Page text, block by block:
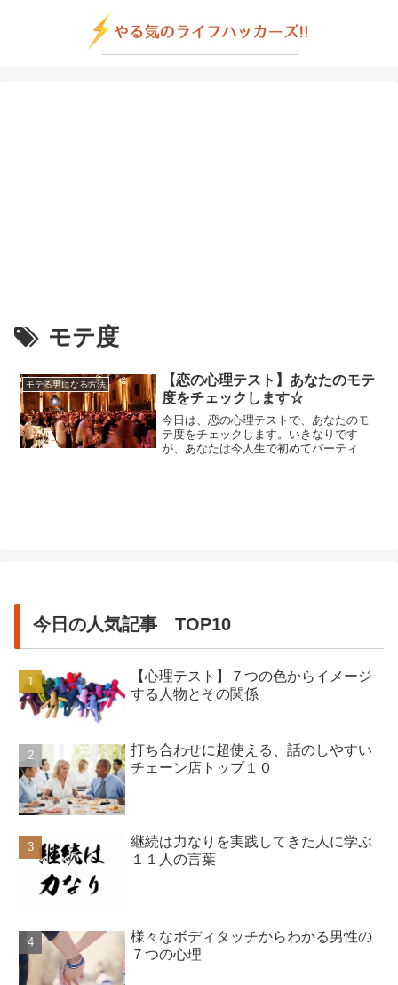
モテ度
モテる男になる方法
【恋の心理テスト】あなたのモテ
度をチェックします☆
今日は、恋の心理テストで、あなたのモ
テ度をチェックします。いきなりです
が、あなたは今人生で初めてパーティー
今日の人気記事 TOP10
【心理テスト】７つの色からイメージ
する人物とその関係
打ち合わせに超使える、話のしやすい
チェーン店トップ１０
継続は力なりを実践してきた人に学ぶ
１１人の言葉
様々なボディタッチからわかる男性の
７つの心理